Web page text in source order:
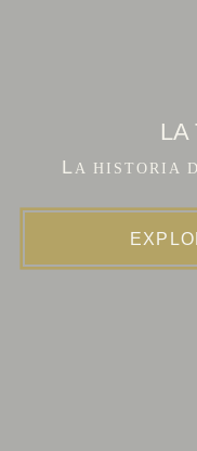
LA
LA HISTORIA